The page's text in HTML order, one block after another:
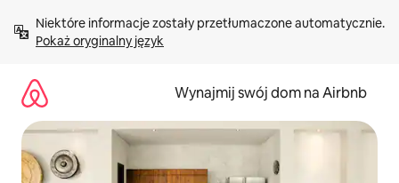
treści Pokaż oryginalny język
Wynajmij swój dom na Airbnb